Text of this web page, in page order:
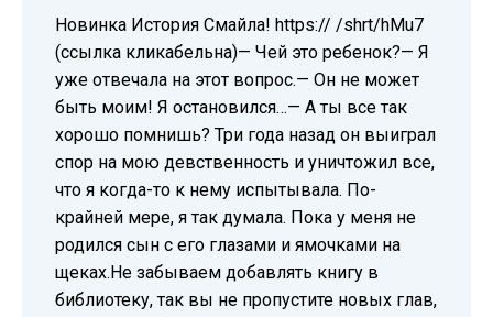
‍‍Новинка История Смайла! https:// /shrt/hMu7
(ссылка кликабельна)— Чей это ребенок?— Я
уже отвечала на этот вопрос.— Он не может
быть моим! Я остановился…— А ты все так
хорошо помнишь? Три года назад он выиграл
спор на мою девственность и уничтожил все,
что я когда-то к нему испытывала. По-
крайней мере, я так думала. Пока у меня не
родился сын с его глазами и ямочками на
щеках.Не забываем добавлять книгу в
библиотеку, так вы не пропустите новых глав,